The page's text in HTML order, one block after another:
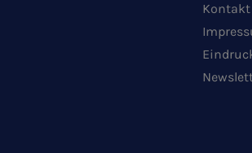
Kontakt